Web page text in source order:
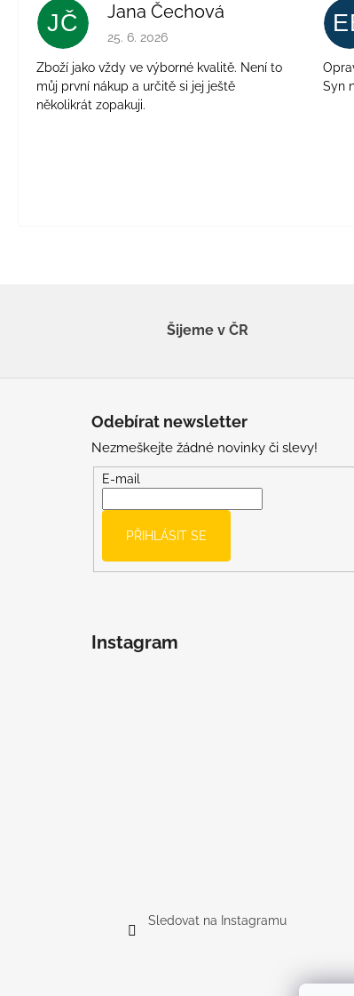
JČ Jana Čechová
Hodnocení obchodu je 5 z 5 hvězdiček.
25. 6. 2026
Zboží jako vždy ve výborné kvalitě. Není to
můj první nákup a určitě si jej ještě
několikrát zopakuji.
Syn
Šijeme v ČR
Odebírat newsletter
Nezmeškejte žádné novinky či slevy!
E-mail
PŘIHLÁSIT SE
Instagram
Sledovat na Instagramu